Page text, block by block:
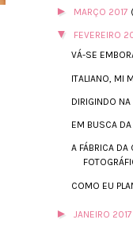
► MARÇO 2017
▼ FEVEREIRO
VÁ-SE
ITALIANO, MI
DIRIGINDO NA
EM BUSCA DA
A FÁBRICA DA
COMO EU
► JANEIRO 2017